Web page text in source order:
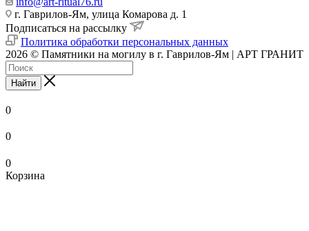
г. Гаврилов-Ям, улица Комарова д. 1
Подписаться на рассылку
Политика обработки персональных данных
2026 © Памятники на могилу в г. Гаврилов-Ям | АРТ ГРАНИТ
Найти
0
0
0
Корзина